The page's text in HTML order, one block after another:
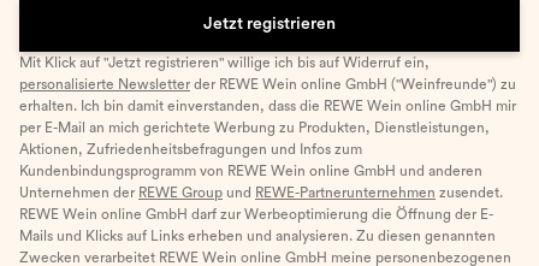
Jetzt registrieren
Mit Klick auf "Jetzt registrieren" willige ich bis auf Widerruf ein,
personalisierte Newsletter der REWE Wein online GmbH ("Weinfreunde") zu
erhalten. Ich bin damit einverstanden, dass die REWE Wein online GmbH mir
per E-Mail an mich gerichtete Werbung zu Produkten, Dienstleistungen,
Aktionen, Zufriedenheitsbefragungen und Infos zum
Kundenbindungsprogramm von REWE Wein online GmbH und anderen
Unternehmen der REWE Group und REWE-Partnerunternehmen zusendet.
REWE Wein online GmbH darf zur Werbeoptimierung die Öffnung der E-
Mails und Klicks auf Links erheben und analysieren. Zu diesen genannten
Zwecken verarbeitet REWE Wein online GmbH meine personenbezogenen